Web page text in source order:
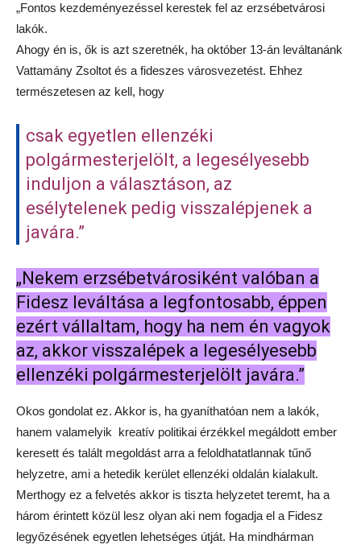
„Fontos kezdeményezéssel kerestek fel az erzsébetvárosi
lakók.
Ahogy én is, ők is azt szeretnék, ha október 13-án leváltanánk
Vattamány Zsoltot és a fideszes városvezetést. Ehhez
természetesen az kell, hogy
csak egyetlen ellenzéki
polgármesterjelölt, a legesélyesebb
induljon a választáson, az
esélytelenek pedig visszalépjenek a
javára.”
„Nekem erzsébetvárosiként valóban a
Fidesz leváltása a legfontosabb, éppen
ezért vállaltam, hogy ha nem én vagyok
az, akkor visszalépek a legesélyesebb
ellenzéki polgármesterjelölt javára.”
Okos gondolat ez. Akkor is, ha gyaníthatóan nem a lakók,
hanem valamelyik kreatív politikai érzékkel megáldott ember
keresett és talált megoldást arra a feloldhatatlannak tűnő
helyzetre, ami a hetedik kerület ellenzéki oldalán kialakult.
Merthogy ez a felvetés akkor is tiszta helyzetet teremt, ha a
három érintett közül lesz olyan aki nem fogadja el a Fidesz
legyőzésének egyetlen lehetséges útját. Ha mindhárman